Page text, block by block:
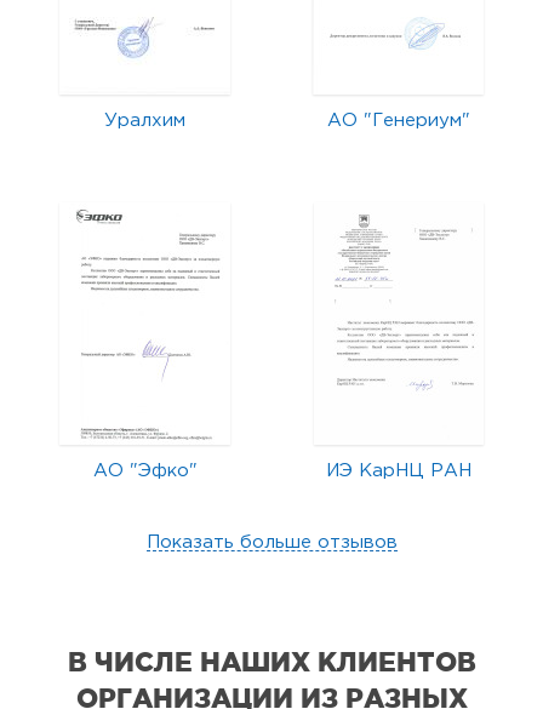
Уралхим АО "Генериум"
АО "Эфко" ИЭ КарНЦ РАН
Показать больше отзывов
В ЧИСЛЕ НАШИХ КЛИЕНТОВ
ОРГАНИЗАЦИИ ИЗ РАЗНЫХ